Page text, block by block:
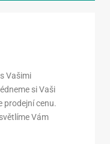
Vašimi
si Vaši
prodejní cenu.
Vám